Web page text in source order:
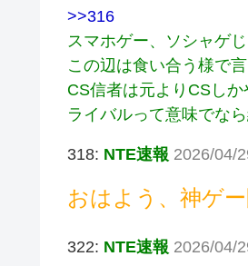
>>316
スマホゲー、ソシャゲ
この辺は食い合う様で
CS信者は元よりCSし
ライバルって意味でな
318: NTE速報 2026/04/
おはよう、神ゲ
322: NTE速報 2026/04/